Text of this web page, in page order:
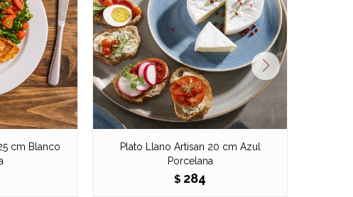
cm Blanco
Plato Llano Artisan 20 cm Azul
Porcelana
$ 284